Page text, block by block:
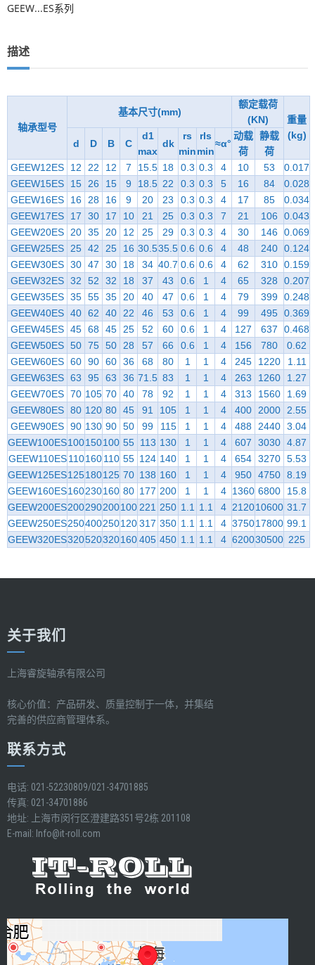
GEEW...ES系列
描述
轴承型号
基本尺寸(mm)
额定载荷
(KN)
重量
(kg)
d D B C
d1
max
dk
rs
min
rls
min
≈α°
动载
荷
静载
荷
GEEW12ES
12 22 12 7 15.5 18 0.3 0.3 4 10 53
0.017
GEEW15ES
15 26 15 9 18.5 22 0.3 0.3 5 16 84
0.028
GEEW16ES
16 28 16 9 20 23 0.3 0.3 4 17 85
0.034
GEEW17ES
17 30 17 10 21 25 0.3 0.3 7 21 106
0.043
GEEW20ES
20 35 20 12 25 29 0.3 0.3 4 30 146 0.069
GEEW25ES
25 42 25 16 30.535.5 0.6 0.6 4 48 240 0.124
GEEW30ES 30 47 30 18 34 40.7 0.6 0.6 4 62 310 0.159
GEEW32ES 32 52 32 18 37 43 0.6 1 4 65 328
0.207
GEEW35ES 35 55 35 20 40 47 0.6 1 4 79 399 0.248
GEEW40ES 40 62 40 22 46 53 0.6 1 4 99 495 0.369
GEEW45ES 45 68 45 25 52 60 0.6 1 4 127 637
0.468
GEEW50ES 50 75 50 28 57 66 0.6 1 4 156 780
0.62
GEEW60ES 60 90 60 36 68 80 1 1 4 245 1220
1.11
GEEW63ES 63 95 63 36 71.5 83 1 1 4 263 1260
1.27
GEEW70ES 70 105 70 40 78 92 1 1 4 313 1560
1.69
GEEW80ES 80 120 80 45 91 105 1 1 4 400 2000
2.55
GEEW90ES 90 130 90 50 99 115 1 1 4 488 2440 3.04
GEEW100ES100150100 55 113 130 1 1 4 607 3030 4.87
GEEW110ES 110160110 55 124 140 1 1 4 654 3270 5.53
GEEW125ES125180125 70 138 160 1 1 4 950 4750 8.19
GEEW160ES160230160 80 177 200 1 1 4 1360 6800
15.8
GEEW200ES200290200100 221 250 1.1 1.1 4 212010600 31.7
GEEW250ES250400250120317 350 1.1 1.1 4 375017800 99.1
GEEW320ES320520320160405 450 1.1 1.1 4 620030500 225
关于我们
上海睿旋轴承有限公司
核心价值：产品研发、质量控制于一体，并集结
完善的供应商管理体系。
联系方式
电话: 021-52230809/021-34701885
传真: 021-34701886
地址: 上海市闵行区澄建路351号2栋 201108
E-mail: Info@it-roll.com